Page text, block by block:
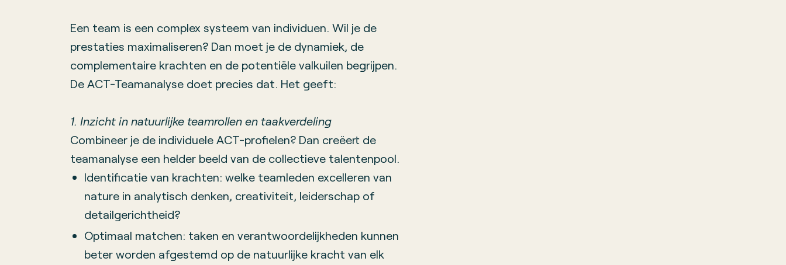
Een team is een complex systeem van individuen. Wil je de
prestaties maximaliseren? Dan moet je de dynamiek, de
complementaire krachten en de potentiële valkuilen begrijpen.
De ACT-Team­analyse doet precies dat. Het geeft:
1. Inzicht in natuurlijke team­rollen en taakverdeling
Combineer je de individuele ACT-profielen? Dan creëert de
teamanalyse een helder beeld van de collectieve talentenpool.
Identificatie van krachten: welke teamleden excelleren van
nature in analytisch denken, creativiteit, leiderschap of
detail­gerichtheid?
Optimaal matchen: taken en verantwoordelijkheden kunnen
beter worden afgestemd op de natuurlijke kracht van elk